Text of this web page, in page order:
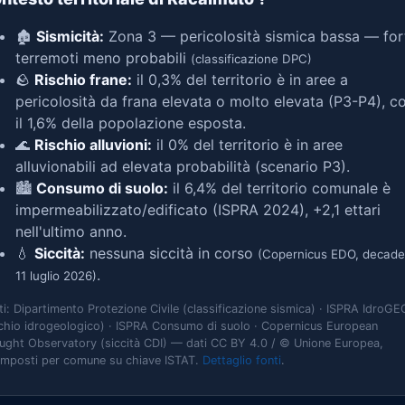
🏚️ Sismicità: Zona 3 — pericolosità sismica bassa —
terremoti meno probabili (classificazione DPC)
🪨 Rischio frane: il 0,3% del territorio è in aree a
pericolosità da frana elevata o molto elevata (P3-P4),
il 1,6% della popolazione esposta.
🌊 Rischio alluvioni: il 0% del territorio è in aree
alluvionabili ad elevata probabilità (scenario P3).
🏙️ Consumo di suolo: il 6,4% del territorio comunale è
impermeabilizzato/edificato (ISPRA 2024), +2,1 ettari
nell'ultimo anno.
💧 Siccità: nessuna siccità in corso (Copernicus EDO,
11 luglio 2026).
Dipartimento Protezione Civile (classificazione sismica) · ISPRA
idrogeologico) · ISPRA Consumo di suolo · Copernicus European
Observatory (siccità CDI) — dati CC BY 4.0 / © Unione Europea,
per comune su chiave ISTAT. Dettaglio fonti.